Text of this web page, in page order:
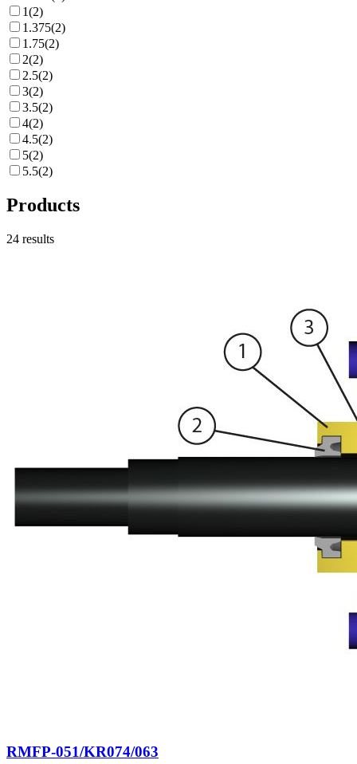
1(2)
1.375(2)
1.75(2)
2(2)
2.5(2)
3(2)
3.5(2)
4(2)
4.5(2)
5(2)
5.5(2)
Products
24 results
RMFP-051/KR074/063